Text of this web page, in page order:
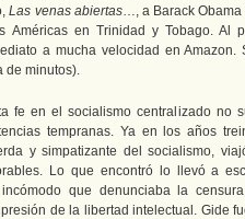
Las venas abiertas…, a Barack
Américas en Trinidad y Tobago. Al
a mucha velocidad en Amazon.
de minutos).
fe en el socialismo centralizado no
tempranas. Ya en los años
y simpatizante del socialismo,
Lo que encontró lo llevó a
que denunciaba la
de la libertad intelectual. Gide